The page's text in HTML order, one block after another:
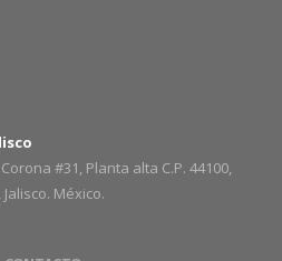
#31, Planta alta C.P. 44100,
México.